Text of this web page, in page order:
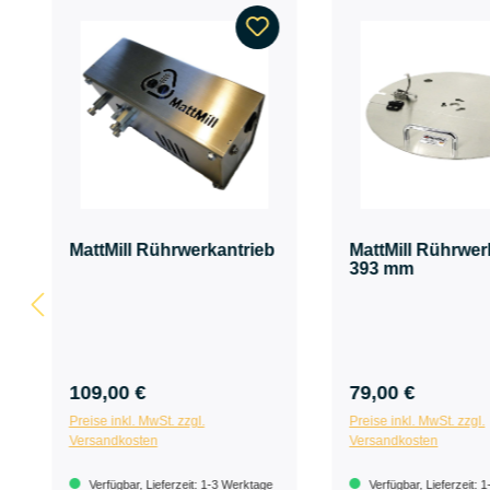
MattMill Rührwerkantrieb
109,00 €
Preise inkl. MwSt. zzgl.
Versandkosten
Verfügbar, Lieferzeit: 1-3 Werktage
MattMill
393 mm
79,00 €
Preise inkl. MwSt. zzgl.
Versandkosten
Verfügbar, Lieferzeit: